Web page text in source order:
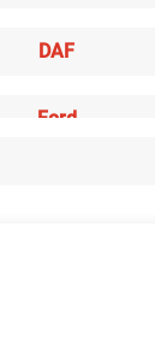
DAF
Ford